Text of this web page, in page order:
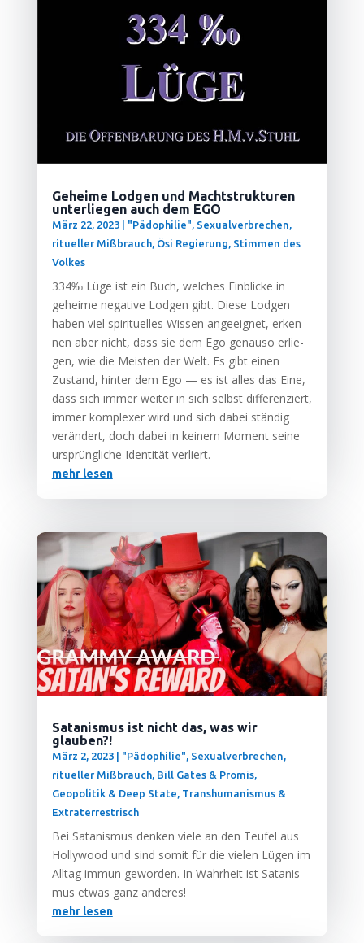
Geheime Lodgen und Machtstrukturen
unterliegen auch dem EGO
März 22, 2023| "Pädophilie", Sexualverbrechen,
ritueller Mißbrauch, Ösi Regierung, Stimmen des
Volkes
334‰ Lüge ist ein Buch, wel­ches Ein­bli­cke in
gehei­me nega­ti­ve Lodgen gibt. Die­se Lodgen
haben viel spi­ri­tu­el­les Wis­sen ange­eig­net, erken­
nen aber nicht, dass sie dem Ego genau­so erlie­
gen, wie die Meis­ten der Welt. Es gibt einen
Zustand, hin­ter dem Ego — es ist alles das Eine,
dass sich immer wei­ter in sich selbst dif­fe­ren­ziert,
immer kom­ple­xer wird und sich dabei stän­dig
ver­än­dert, doch dabei in kei­nem Moment sei­ne
ursprüng­li­che Iden­ti­tät verliert.
mehr lesen
Satanismus ist nicht das, was wir
glauben?!
März 2, 2023| "Pädophilie", Sexualverbrechen,
ritueller Mißbrauch, Bill Gates & Promis,
Geopolitik & Deep State, Transhumanismus &
Extraterrestrisch
Bei Sata­nis­mus den­ken vie­le an den Teu­fel aus
Hol­ly­wood und sind somit für die vie­len Lügen im
All­tag immun gewor­den. In Wahr­heit ist Sata­nis­
mus etwas ganz anderes!
mehr lesen